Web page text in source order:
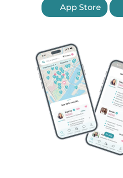
App Store